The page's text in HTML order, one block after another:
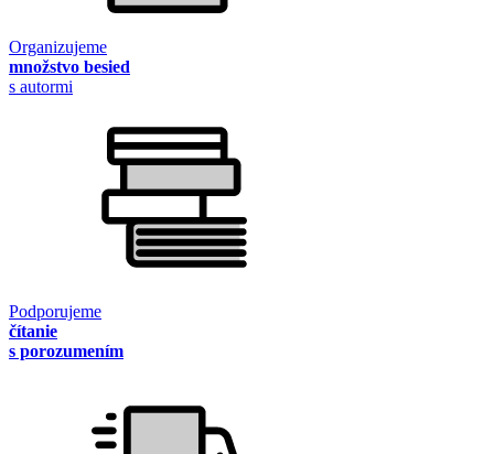
Organizujeme
množstvo besied
s autormi
Podporujeme
čítanie
s porozumením